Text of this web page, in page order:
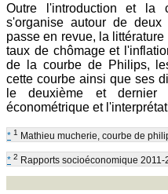
Outre l'introduction et la
s'organise autour de deux
passe en revue, la
taux de chômage et
de la courbe de Philips,
cette courbe ainsi que ses
le deuxième et dernier
économétrique et
* 1 Mathieu mucherie, courbe de
* 2 Rapports socioéconomique